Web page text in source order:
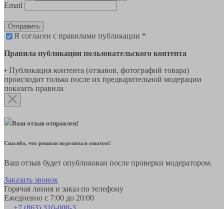
Email
Отправить
Я согласен с правилами публикации *
Правила публикации пользовательского контента
• Публикация контента (отзывов, фотографий товара)
происходит только после их предварительной модерации
показать правила
Ваш отзыв отправлен!
Спасибо, что решили поделиться опытом!
Ваш отзыв будет опубликован после проверки модератором.
Заказать звонок
Горячая линия и заказ по телефону
Ежедневно с 7:00 до 20:00